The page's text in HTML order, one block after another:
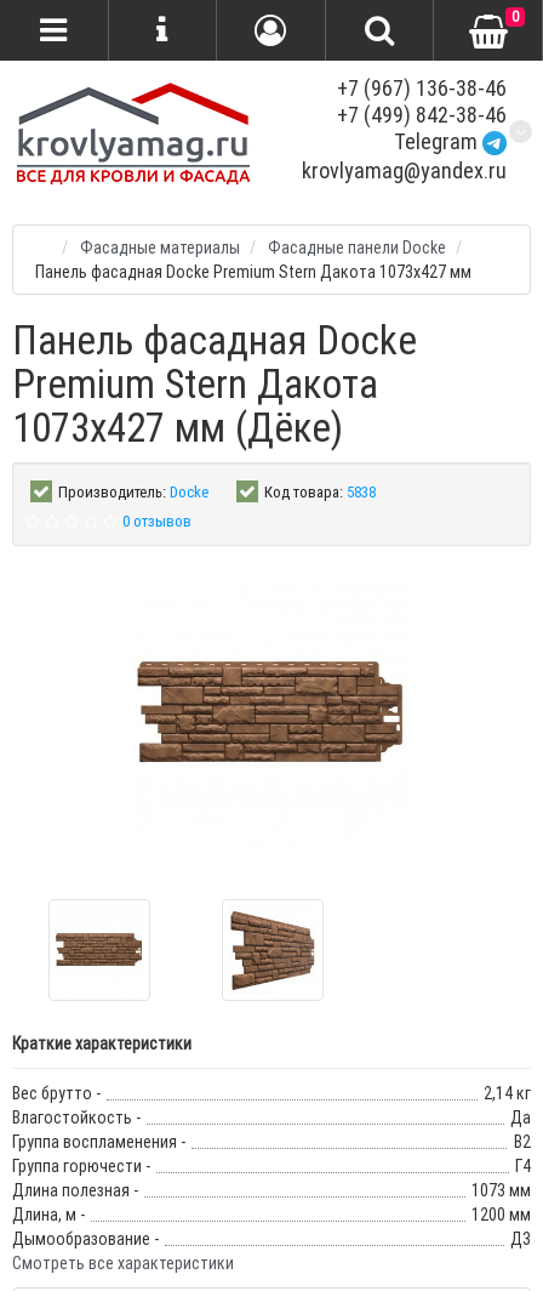
+7 (967) 136-38-46
+7 (499) 842-38-46
Telegram
krovlyamag@yandex.ru
0
Фасадные материалы
Фасадные панели Docke
Панель фасадная Docke Premium Stern Дакота 1073х427 мм
Панель фасадная Docke
Premium Stern Дакота
1073х427 мм (Дёке)
Производитель:Docke Код товара: 5838
0 отзывов
Краткие характеристики
Вес брутто -
2,14 кг
Влагостойкость -
Да
Группа воспламенения -
В2
Группа горючести -
Г4
Длина полезная -
1073 мм
Длина, м -
1200 мм
Дымообразование -
Д3
Смотреть все характеристики